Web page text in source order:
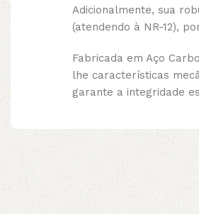
Adicionalmente, sua
(atendendo à NR-12),
Fabricada em Aço
lhe características
garante a integridade